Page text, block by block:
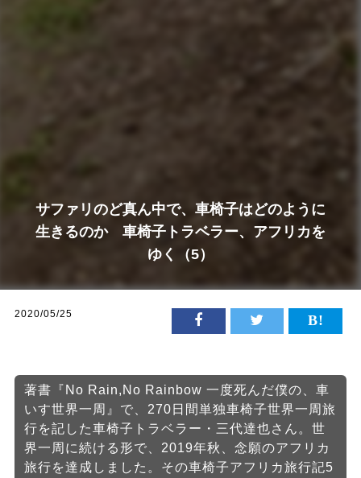
サファリのど真ん中で、車椅子はどのように
生きるのか 車椅子トラベラー、アフリカを
ゆく（5）
2020/05/25
著書『No Rain,No Rainbow 一度死んだ僕の、車
いす世界一周』で、270日間単独車椅子世界一周旅
行を記した車椅子トラベラー・三代達也さん。世
界一周に続ける形で、2019年秋、念願のアフリカ
旅行を達成しました。その車椅子アフリカ旅行記5